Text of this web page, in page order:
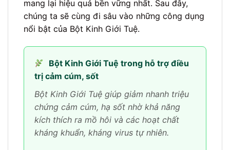
mang lại hiệu quả bền vững nhất. Sau đây,
chúng ta sẽ cùng đi sâu vào những công dụng
nổi bật của Bột Kinh Giới Tuệ.
Bột Kinh Giới Tuệ trong hỗ trợ điều
trị cảm cúm, sốt
Bột Kinh Giới Tuệ giúp giảm nhanh triệu
chứng cảm cúm, hạ sốt nhờ khả năng
kích thích ra mồ hôi và các hoạt chất
kháng khuẩn, kháng virus tự nhiên.